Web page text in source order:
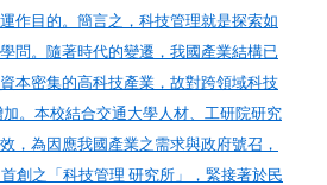
作目的。簡言之，科技管理就是探索如
問。隨著時代的變遷，我國產業結構已
本密集的高科技產業，故對跨領域科技
。本校結合交通大學人材、工研院研究
，為因應我國產業之需求與政府號召，
創之「科技管理 研究所」，緊接著於民